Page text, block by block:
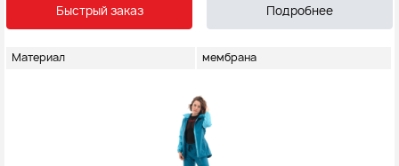
Быстрый заказ Подробнее
Материал мембрана